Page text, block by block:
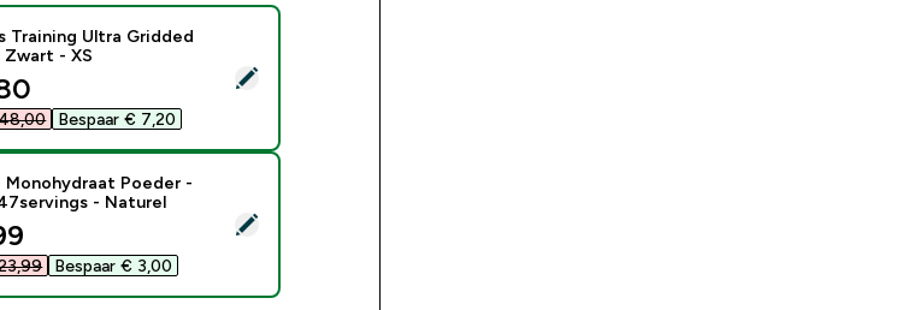
- MP Men's Training Ultra Gridded Hoodie - Zwart - XS
Training Ultra Gridded
- XS
price
Bespaar € 7,20‎
- Creatine Monohydraat Poeder - 500g - 147servings - Naturel
Monohydraat Poeder -
- Naturel
price
Bespaar € 3,00‎